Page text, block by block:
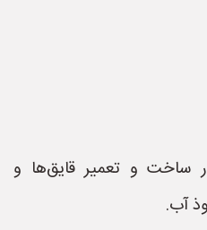
ساخت و تعمیر قایق‌ها و
آب.